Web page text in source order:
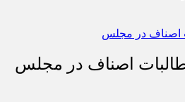
اصناف در مجلس